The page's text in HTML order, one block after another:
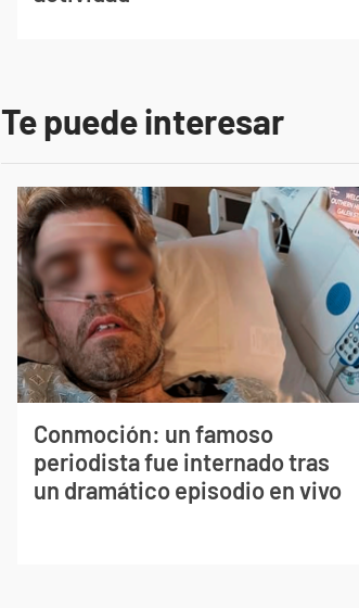
Te puede interesar
Conmoción: un famoso
periodista fue internado tras
un dramático episodio en vivo